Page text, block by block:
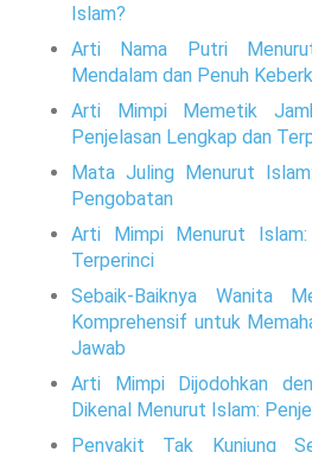
Islam?
Arti Nama Putri
Mendalam dan Penuh
Arti Mimpi Memetik
Penjelasan Lengkap dan
Mata Juling Menurut
Pengobatan
Arti Mimpi Menurut
Terperinci
Sebaik-Baiknya Wanita
Komprehensif untuk
Jawab
Arti Mimpi Dijodohkan
Dikenal Menurut Islam:
Penyakit Tak Kunjung